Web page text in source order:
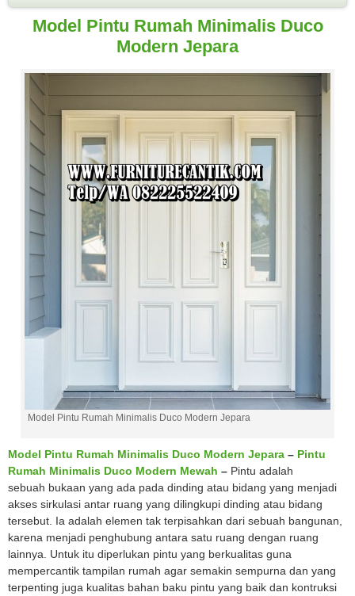
Model Pintu Rumah Minimalis Duco
Modern Jepara
Model Pintu Rumah Minimalis Duco Modern Jepara
Model Pintu Rumah Minimalis Duco Modern Jepara – Pintu
Rumah Minimalis Duco Modern Mewah – Pintu adalah
sebuah bukaan yang ada pada dinding atau bidang yang menjadi
akses sirkulasi antar ruang yang dilingkupi dinding atau bidang
tersebut. Ia adalah elemen tak terpisahkan dari sebuah bangunan,
karena menjadi penghubung antara satu ruang dengan ruang
lainnya. Untuk itu diperlukan pintu yang berkualitas guna
mempercantik tampilan rumah agar semakin sempurna dan yang
terpenting juga kualitas bahan baku pintu yang baik dan kontruksi